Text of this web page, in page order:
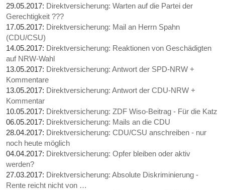
29.05.2017: Direktversicherung: Warten auf die Partei der
Gerechtigkeit ???
17.05.2017: Direktversicherung: Mail an Herrn Spahn
(CDU/CSU)
14.05.2017: Direktversicherung: Reaktionen von Geschädigten
auf NRW-Wahl
13.05.2017: Direktversicherung: Antwort der SPD-NRW +
Kommentare
13.05.2017: Direktversicherung: Antwort der CDU-NRW +
Kommentar
10.05.2017: Direktversicherung: ZDF Wiso-Beitrag - Für die Katz
06.05.2017: Direktversicherung: Mails an die CDU
28.04.2017: Direktversicherung: CDU/CSU anschreiben - nur
noch heute möglich
04.04.2017: Direktversicherung: Opfer bleiben oder aktiv
werden?
27.03.2017: Direktversicherung: Absolute Diskriminierung -
Rente reicht nicht von …